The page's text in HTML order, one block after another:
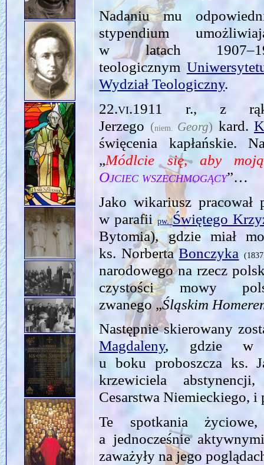
Nadaniu mu
stypendium
w latach
teologicznym
Wydział Teologiczny.
22.vi.1911
r., z rąk
Jerzego (niem. Georg) kard.
święcenia kapłańskie.
„Módlcie się, aby
Ojciec wszechmogący”…
Jako wikariusz pracował
w parafiipw.Świętego
Bytomia), gdzie miał
ks. NorbertaBonczyka
narodowego na rzecz
czystości mowy
zwanego „Śląskim
Następnie skierowany
Magdaleny, gdzie w
u boku proboszcza ks.
krzewiciela
Cesarstwa Niemieckiego,
Te spotkania
a jednocześnie
zaważyły na jego